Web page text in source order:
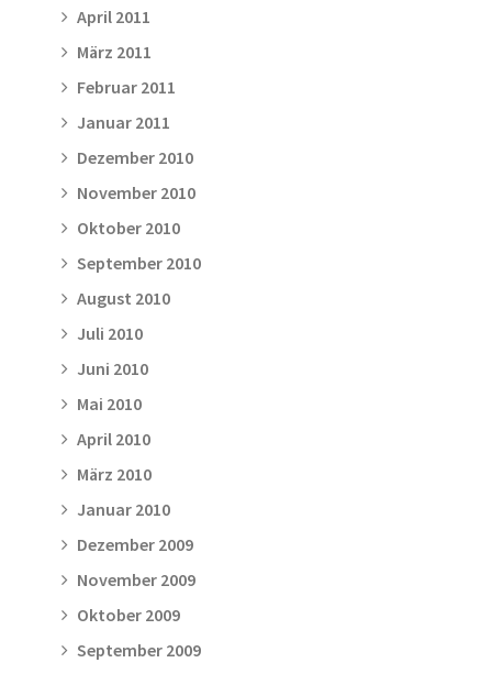
April 2011
März 2011
Februar 2011
Januar 2011
Dezember 2010
November 2010
Oktober 2010
September 2010
August 2010
Juli 2010
Juni 2010
Mai 2010
April 2010
März 2010
Januar 2010
Dezember 2009
November 2009
Oktober 2009
September 2009